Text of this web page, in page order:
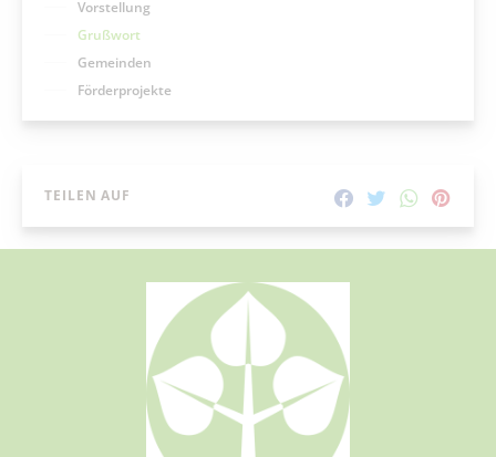
Vorstellung
Grußwort
Gemeinden
Förderprojekte
TEILEN AUF